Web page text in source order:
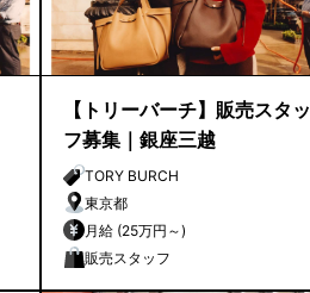
【トリーバーチ】販売スタッ
フ募集｜銀座三越
TORY BURCH
東京都
月給 (25万円～)
販売スタッフ